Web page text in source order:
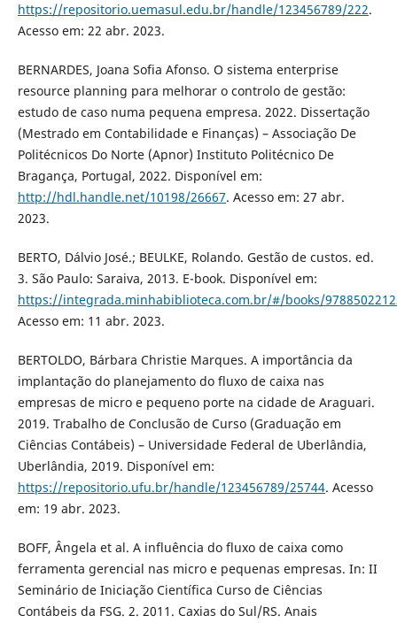
https://repositorio.uemasul.edu.br/handle/123456789/222.
Acesso em: 22 abr. 2023.
BERNARDES, Joana Sofia Afonso. O sistema enterprise
resource planning para melhorar o controlo de gestão:
estudo de caso numa pequena empresa. 2022. Dissertação
(Mestrado em Contabilidade e Finanças) – Associação De
Politécnicos Do Norte (Apnor) Instituto Politécnico De
Bragança, Portugal, 2022. Disponível em:
http://hdl.handle.net/10198/26667. Acesso em: 27 abr.
2023.
BERTO, Dálvio José.; BEULKE, Rolando. Gestão de custos. ed.
3. São Paulo: Saraiva, 2013. E-book. Disponível em:
https://integrada.minhabiblioteca.com.br/#/books/
Acesso em: 11 abr. 2023.
BERTOLDO, Bárbara Christie Marques. A importância da
implantação do planejamento do fluxo de caixa nas
empresas de micro e pequeno porte na cidade de Araguari.
2019. Trabalho de Conclusão de Curso (Graduação em
Ciências Contábeis) – Universidade Federal de Uberlândia,
Uberlândia, 2019. Disponível em:
https://repositorio.ufu.br/handle/123456789/25744. Acesso
em: 19 abr. 2023.
BOFF, Ângela et al. A influência do fluxo de caixa como
ferramenta gerencial nas micro e pequenas empresas. In: II
Seminário de Iniciação Científica Curso de Ciências
Contábeis da FSG. 2. 2011. Caxias do Sul/RS. Anais